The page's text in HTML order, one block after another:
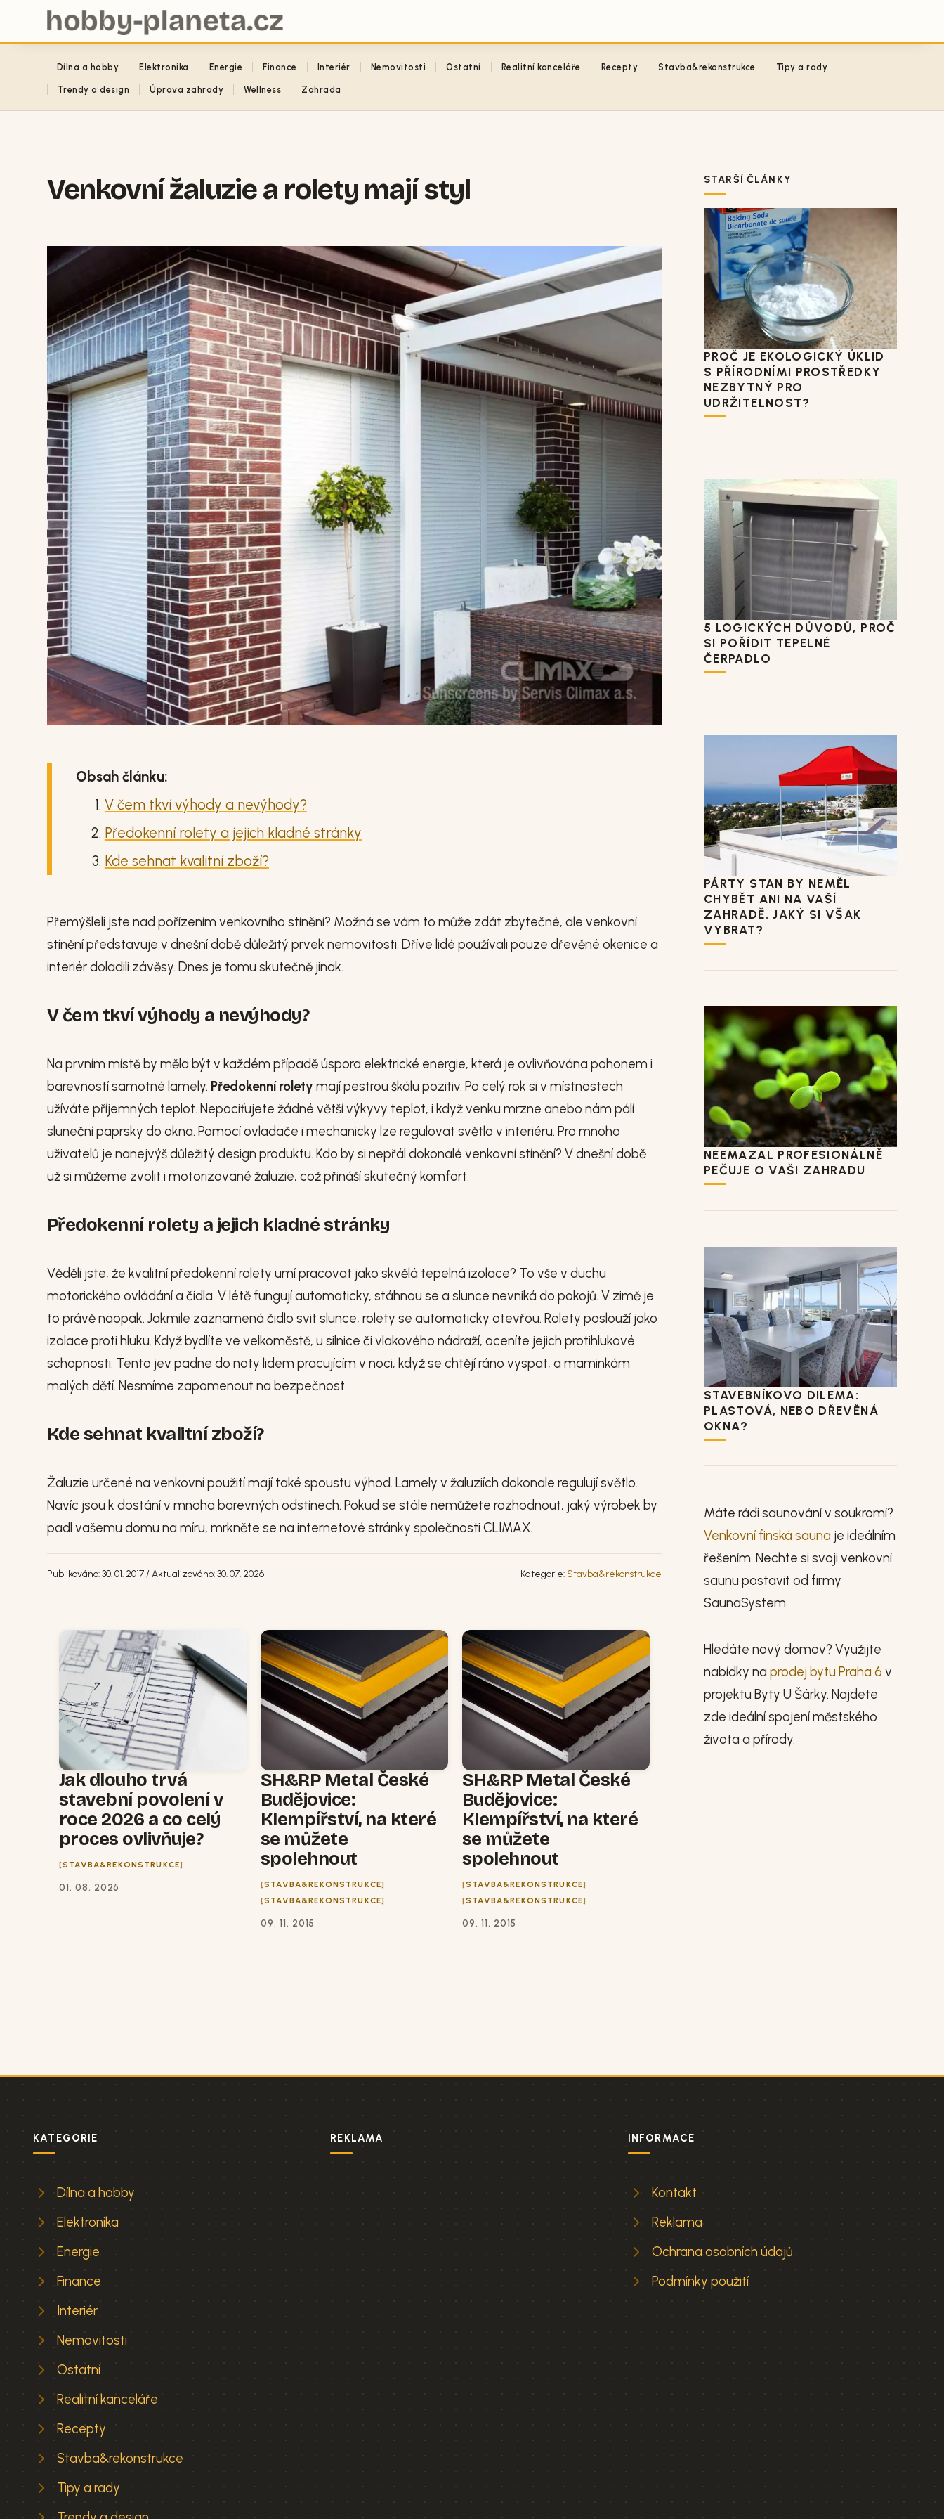
Dílna a hobby Elektronika Energie Finance Interiér Nemovitosti Ostatní Realitní kanceláře Recepty Stavba&rekonstrukce Tipy a rady
Trendy a design Úprava zahrady Wellness Zahrada
Venkovní žaluzie a rolety mají styl
Obsah článku:
V čem tkví výhody a nevýhody?
Předokenní rolety a jejich kladné stránky
Kde sehnat kvalitní zboží?
Přemýšleli jste nad pořízením venkovního stínění? Možná se vám to může zdát zbytečné, ale venkovní
stínění představuje v dnešní době důležitý prvek nemovitosti. Dříve lidé používali pouze dřevěné okenice a
interiér doladili závěsy. Dnes je tomu skutečně jinak.
V čem tkví výhody a nevýhody?
Na prvním místě by měla být v každém případě úspora elektrické energie, která je ovlivňována pohonem i
barevností samotné lamely. Předokenní rolety mají pestrou škálu pozitiv. Po celý rok si v místnostech
užíváte příjemných teplot. Nepociťujete žádné větší výkyvy teplot, i když venku mrzne anebo nám pálí
sluneční paprsky do okna. Pomocí ovladače i mechanicky lze regulovat světlo v interiéru. Pro mnoho
uživatelů je nanejvýš důležitý design produktu. Kdo by si nepřál dokonalé venkovní stínění? V dnešní době
už si můžeme zvolit i motorizované žaluzie, což přináší skutečný komfort.
Předokenní rolety a jejich kladné stránky
Věděli jste, že kvalitní předokenní rolety umí pracovat jako skvělá tepelná izolace? To vše v duchu
motorického ovládání a čidla. V létě fungují automaticky, stáhnou se a slunce nevniká do pokojů. V zimě je
to právě naopak. Jakmile zaznamená čidlo svit slunce, rolety se automaticky otevřou. Rolety poslouží jako
izolace proti hluku. Když bydlíte ve velkoměstě, u silnice či vlakového nádraží, oceníte jejich protihlukové
schopnosti. Tento jev padne do noty lidem pracujícím v noci, když se chtějí ráno vyspat, a maminkám
malých dětí. Nesmíme zapomenout na bezpečnost.
Kde sehnat kvalitní zboží?
Žaluzie určené na venkovní použití mají také spoustu výhod. Lamely v žaluziích dokonale regulují světlo.
Navíc jsou k dostání v mnoha barevných odstínech. Pokud se stále nemůžete rozhodnout, jaký výrobek by
padl vašemu domu na míru, mrkněte se na internetové stránky společnosti CLIMAX.
Publikováno: 30. 01. 2017 / Aktualizováno: 30. 07. 2026 Kategorie: Stavba&rekonstrukce
Jak dlouho trvá
stavební povolení v
roce 2026 a co celý
proces ovlivňuje?
STAVBA&REKONSTRUKCE
01. 08. 2026
SH&RP Metal České
Budějovice:
Klempířství, na které
se můžete
spolehnout
STAVBA&REKONSTRUKCE
STAVBA&REKONSTRUKCE
09. 11. 2015
SH&RP Metal České
Budějovice:
Klempířství, na které
se můžete
spolehnout
STAVBA&REKONSTRUKCE
STAVBA&REKONSTRUKCE
09. 11. 2015
STARŠÍ ČLÁNKY
PROČ JE EKOLOGICKÝ ÚKLID
S PŘÍRODNÍMI PROSTŘEDKY
NEZBYTNÝ PRO
UDRŽITELNOST?
5 LOGICKÝCH DŮVODŮ, PROČ
SI POŘÍDIT TEPELNÉ
ČERPADLO
PÁRTY STAN BY NEMĚL
CHYBĚT ANI NA VAŠÍ
ZAHRADĚ. JAKÝ SI VŠAK
VYBRAT?
NEEMAZAL PROFESIONÁLNĚ
PEČUJE O VAŠI ZAHRADU
STAVEBNÍKOVO DILEMA:
PLASTOVÁ, NEBO DŘEVĚNÁ
OKNA?
Máte rádi saunování v soukromí?
Venkovní finská sauna je ideálním
řešením. Nechte si svoji venkovní
saunu postavit od firmy
SaunaSystem.
Hledáte nový domov? Využijte
nabídky na prodej bytu Praha 6 v
projektu Byty U Šárky. Najdete
zde ideální spojení městského
života a přírody.
KATEGORIE
Dílna a hobby
Elektronika
Energie
Finance
Interiér
Nemovitosti
Ostatní
Realitní kanceláře
Recepty
Stavba&rekonstrukce
Tipy a rady
REKLAMA INFORMACE
Kontakt
Reklama
Ochrana osobních údajů
Podmínky použití